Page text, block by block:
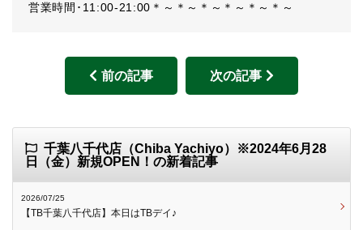
営業時間･11:00-21:00＊～＊～＊～＊～＊～＊～
前の記事 次の記事
千葉八千代店（Chiba Yachiyo）※2024年6月28
日（金）新規OPEN！の新着記事
2026/07/25
【TB千葉八千代店】本日はTBデイ♪